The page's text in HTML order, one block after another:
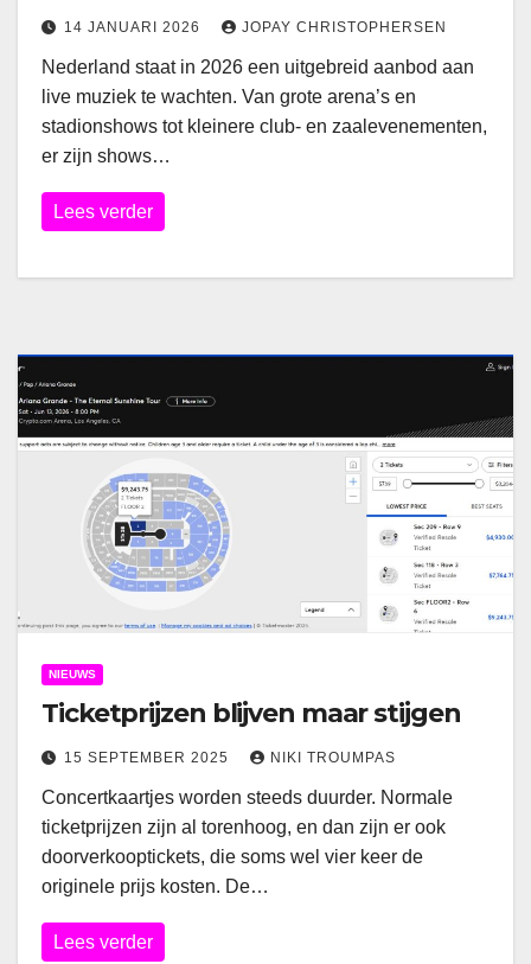
14 JANUARI 2026 JOPAY CHRISTOPHERSEN
Nederland staat in 2026 een uitgebreid aanbod aan
live muziek te wachten. Van grote arena’s en
stadionshows tot kleinere club- en zaalevenementen,
er zijn shows…
Lees verder
NIEUWS
Ticketprijzen blijven maar stijgen
15 SEPTEMBER 2025 NIKI TROUMPAS
Concertkaartjes worden steeds duurder. Normale
ticketprijzen zijn al torenhoog, en dan zijn er ook
doorverkooptickets, die soms wel vier keer de
originele prijs kosten. De…
Lees verder